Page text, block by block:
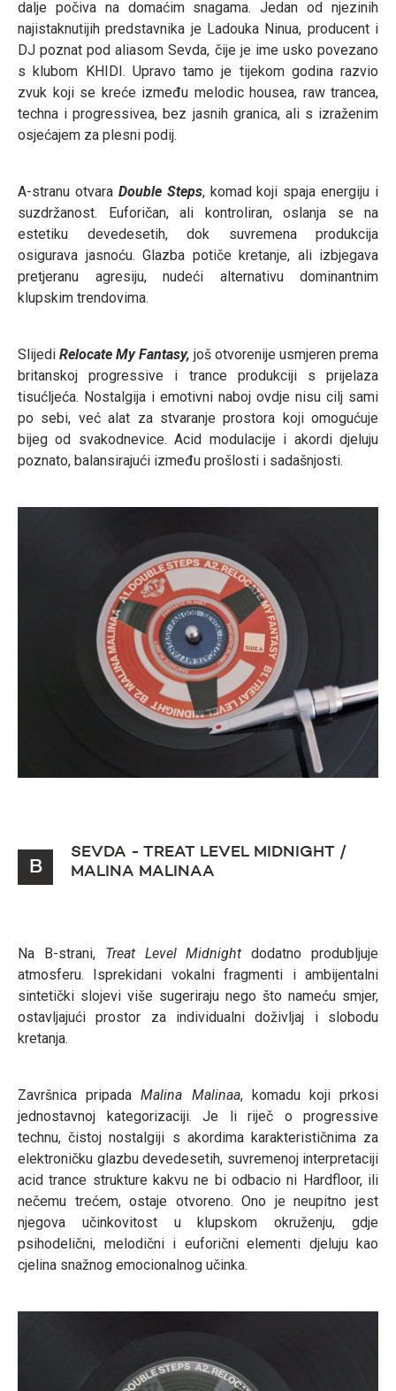
dalje počiva na domaćim snagama. Jedan od njezinih
najistaknutijih predstavnika je Ladouka Ninua, producent i
DJ poznat pod aliasom Sevda, čije je ime usko povezano
s klubom KHIDI. Upravo tamo je tijekom godina razvio
zvuk koji se kreće između melodic housea, raw trancea,
techna i progressivea, bez jasnih granica, ali s izraženim
osjećajem za plesni podij.
A-stranu otvara Double Steps, komad koji spaja energiju i
suzdržanost. Euforičan, ali kontroliran, oslanja se na
estetiku devedesetih, dok suvremena produkcija
osigurava jasnoću. Glazba potiče kretanje, ali izbjegava
pretjeranu agresiju, nudeći alternativu dominantnim
klupskim trendovima.
Slijedi Relocate My Fantasy, još otvorenije usmjeren prema
britanskoj progressive i trance produkciji s prijelaza
tisućljeća. Nostalgija i emotivni naboj ovdje nisu cilj sami
po sebi, već alat za stvaranje prostora koji omogućuje
bijeg od svakodnevice. Acid modulacije i akordi djeluju
poznato, balansirajući između prošlosti i sadašnjosti.
B
SEVDA - TREAT LEVEL MIDNIGHT /
MALINA MALINAA
Na B-strani, Treat Level Midnight dodatno produbljuje
atmosferu. Isprekidani vokalni fragmenti i ambijentalni
sintetički slojevi više sugeriraju nego što nameću smjer,
ostavljajući prostor za individualni doživljaj i slobodu
kretanja.
Završnica pripadaMalina Malinaa, komadu koji prkosi
jednostavnoj kategorizaciji. Je li riječ o progressive
technu, čistoj nostalgiji s akordima karakterističnima za
elektroničku glazbu devedesetih, suvremenoj interpretaciji
acid trance strukture kakvu ne bi odbacio ni Hardfloor, ili
nečemu trećem, ostaje otvoreno. Ono je neupitno jest
njegova učinkovitost u klupskom okruženju, gdje
psihodelični, melodični i euforični elementi djeluju kao
cjelina snažnog emocionalnog učinka.